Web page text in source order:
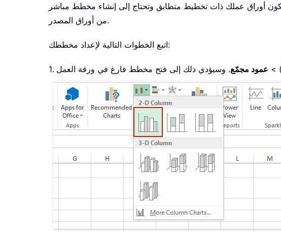
تكون أوراق عملك ذات تخطيط متطابق وتحتاج إلى إنشاء مخطط مباشر
من أوراق المصدر.
اتبع الخطوات التالية لإعداد مخططك:
) > عمود مجمّع